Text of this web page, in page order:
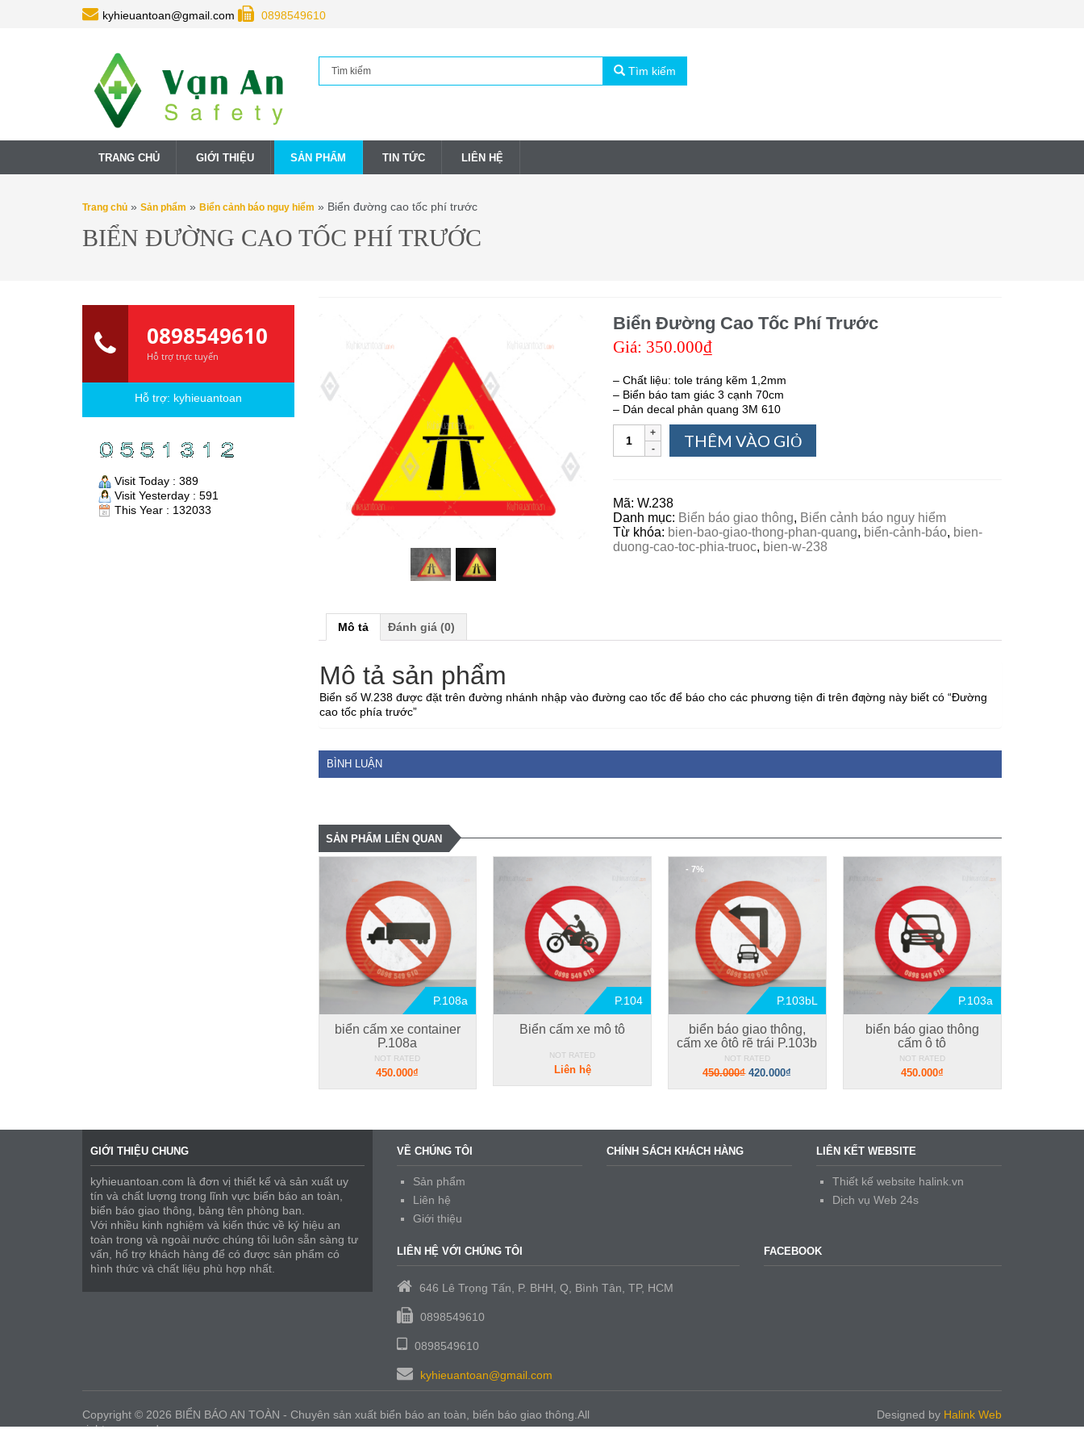
kyhieuantoan@gmail.com 0898549610
Tìm kiếm
TRANG CHỦ GIỚI THIỆU SẢN PHẨM TIN TỨC LIÊN HỆ
Trang chủ » Sản phẩm » Biển cảnh báo nguy hiểm » Biển đường cao tốc phí trước
BIỂN ĐƯỜNG CAO TỐC PHÍ TRƯỚC
Biển Đường Cao Tốc Phí Trước
Giá: 350.000₫
– Chất liệu: tole tráng kẽm 1,2mm
– Biển báo tam giác 3 cạnh 70cm
– Dán decal phản quang 3M 610
THÊM VÀO GIỎ
Mã:W.238
Danh mục: Biển báo giao thông, Biển cảnh báo nguy hiểm
Từ khóa: bien-bao-giao-thong-phan-quang, biển-cảnh-báo, bien-
duong-cao-toc-phia-truoc, bien-w-238
Mô tả Đánh giá (0)
Mô tả sản phẩm
Biển số W.238 được đặt trên đường nhánh nhập vào đường cao tốc để báo cho các phương tiện đi trên đƣờng này biết có “Đường
cao tốc phía trước”
BÌNH LUẬN
SẢN PHẨM LIÊN QUAN
P.108a
biển cấm xe container
P.108a
NOT RATED
450.000₫
P.104
Biển cấm xe mô tô
NOT RATED
Liên hệ
- 7%
P.103bL
biển báo giao thông,
cấm xe ôtô rẽ trái P.103b
NOT RATED
450.000₫ 420.000₫
P.103a
biển báo giao thông
cấm ô tô
NOT RATED
450.000₫
0898549610
Hỗ trợ trực tuyến
Hỗ trợ: kyhieuantoan
Visit Today : 389
Visit Yesterday : 591
This Year : 132033
GIỚI THIỆU CHUNG
kyhieuantoan.com là đơn vị thiết kế và sản xuất uy
tín và chất lượng trong lĩnh vực biển báo an toàn,
biển báo giao thông, bảng tên phòng ban.
Với nhiều kinh nghiệm và kiến thức về ký hiệu an
toàn trong và ngoài nước chúng tôi luôn sẵn sàng tư
vấn, hổ trợ khách hàng để có được sản phẩm có
hình thức và chất liệu phù hợp nhất.
VỀ CHÚNG TÔI
Sản phẩm
Liên hệ
Giới thiệu
CHÍNH SÁCH KHÁCH HÀNG LIÊN KẾT WEBSITE
Thiết kế website halink.vn
Dịch vụ Web 24s
LIÊN HỆ VỚI CHÚNG TÔI
646 Lê Trọng Tấn, P. BHH, Q, Bình Tân, TP, HCM
0898549610
0898549610
kyhieuantoan@gmail.com
FACEBOOK
Copyright © 2026 BIỂN BÁO AN TOÀN - Chuyên sản xuất biển báo an toàn, biển báo giao thông.All
rights reserved
Designed by Halink Web